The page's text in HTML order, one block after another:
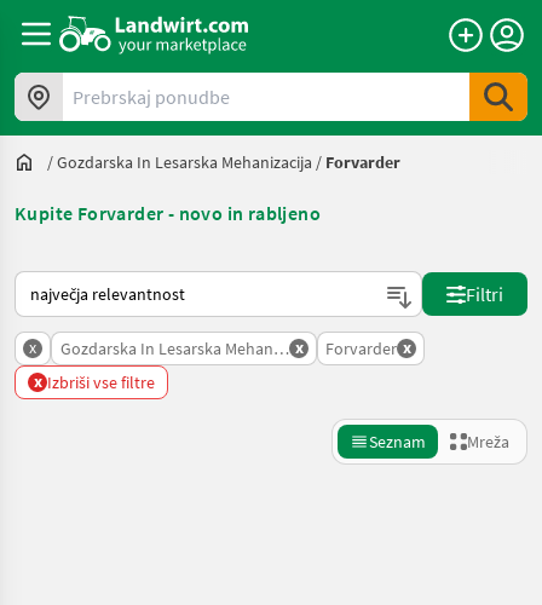
Prebrskaj ponudbe
/Gozdarska In Lesarska Mehanizacija / Forvarder
Kupite Forvarder - novo in rabljeno
Tako je razvrščeno na Landwirt.com
Filtri
x Gozdarska In Lesarska Mehanizacija
x Forvarder x
x Izbriši vse filtre
Seznam Mreža